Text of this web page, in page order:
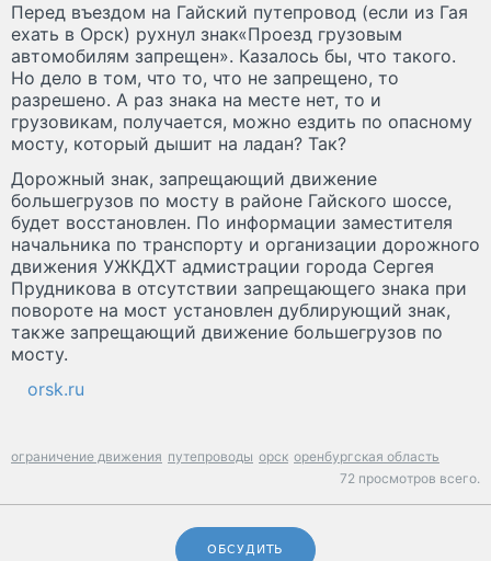
Перед въездом на Гайский путепровод (если из Гая
ехать в Орск) рухнул знак«Проезд грузовым
автомобилям запрещен». Казалось бы, что такого.
Но дело в том, что то, что не запрещено, то
разрешено. А раз знака на месте нет, то и
грузовикам, получается, можно ездить по опасному
мосту, который дышит на ладан? Так?
Дорожный знак, запрещающий движение
большегрузов по мосту в районе Гайского шоссе,
будет восстановлен. По информации заместителя
начальника по транспорту и организации дорожного
движения УЖКДХТ адмистрации города Сергея
Прудникова в отсутствии запрещающего знака при
повороте на мост установлен дублирующий знак,
также запрещающий движение большегрузов по
мосту.
orsk.ru
ограничение движения путепроводы орск оренбургская область
72 просмотров всего.
ОБСУДИТЬ